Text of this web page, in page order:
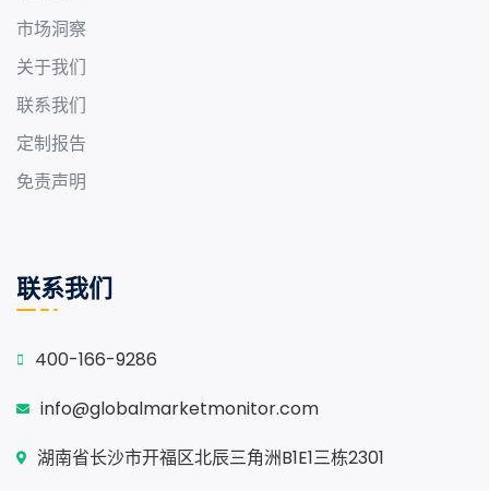
市场洞察
关于我们
联系我们
定制报告
免责声明
联系我们
400-166-9286
info@globalmarketmonitor.com
湖南省长沙市开福区北辰三角洲B1E1三栋2301